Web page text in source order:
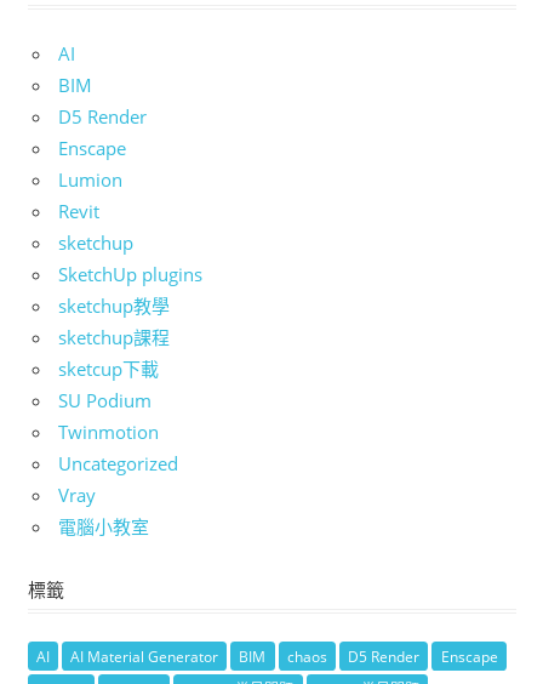
AI
BIM
D5 Render
Enscape
Lumion
Revit
sketchup
SketchUp plugins
sketchup教學
sketchup課程
sketcup下載
SU Podium
Twinmotion
Uncategorized
Vray
電腦小教室
標籤
AI AI Material Generator BIM chaos D5 Render
Enscape